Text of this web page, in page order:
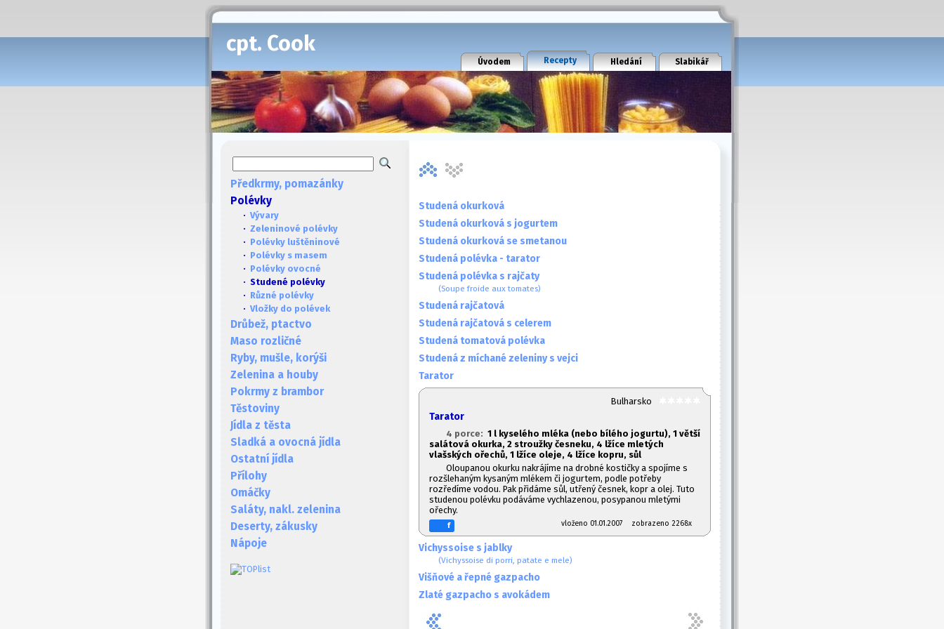
cpt. Cook
Úvodem Recepty Hledání Slabikář
Předkrmy, pomazánky
Polévky
· Vývary
· Zeleninové polévky
· Polévky luštěninové
· Polévky s masem
· Polévky ovocné
· Studené polévky
· Různé polévky
· Vložky do polévek
Drůbež, ptactvo
Maso rozličné
Ryby, mušle, korýši
Zelenina a houby
Pokrmy z brambor
Těstoviny
Jídla z těsta
Sladká a ovocná jídla
Ostatní jídla
Přílohy
Omáčky
Saláty, nakl. zelenina
Deserty, zákusky
Nápoje
Studená okurková
Studená okurková s jogurtem
Studená okurková se smetanou
Studená polévka - tarator
Studená polévka s rajčaty
(Soupe froide aux tomates)
Studená rajčatová
Studená rajčatová s celerem
Studená tomatová polévka
Studená z míchané zeleniny s vejci
Tarator
Bulharsko
Tarator
4 porce: 1 l kyselého mléka (nebo bílého jogurtu), 1 větší
salátová okurka, 2 stroužky česneku, 4 lžíce mletých
vlašských ořechů, 1 lžíce oleje, 4 lžíce kopru, sůl
Oloupanou okurku nakrájíme na drobné kostičky a spojíme s
rozšlehaným kysaným mlékem či jogurtem, podle potřeby
rozředíme vodou. Pak přidáme sůl, utřený česnek, kopr a olej. Tuto
studenou polévku podáváme vychlazenou, posypanou mletými
ořechy.
f vloženo 01.01.2007 zobrazeno 2268x
Vichyssoise s jablky
(Vichyssoise di porri, patate e mele)
Višňové a řepné gazpacho
Zlaté gazpacho s avokádem